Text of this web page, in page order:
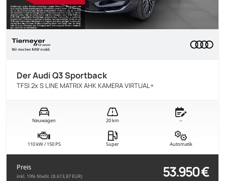
Der Audi Q3 Sportback
TFSI 2x S LINE MATRIX AHK KAMERA VIRTUAL+
Neuwagen 20 km --
110 kW / 150 PS Super Automatik
Preis
inkl. 19% MwSt. (8.613,87 EUR) 53.950 €